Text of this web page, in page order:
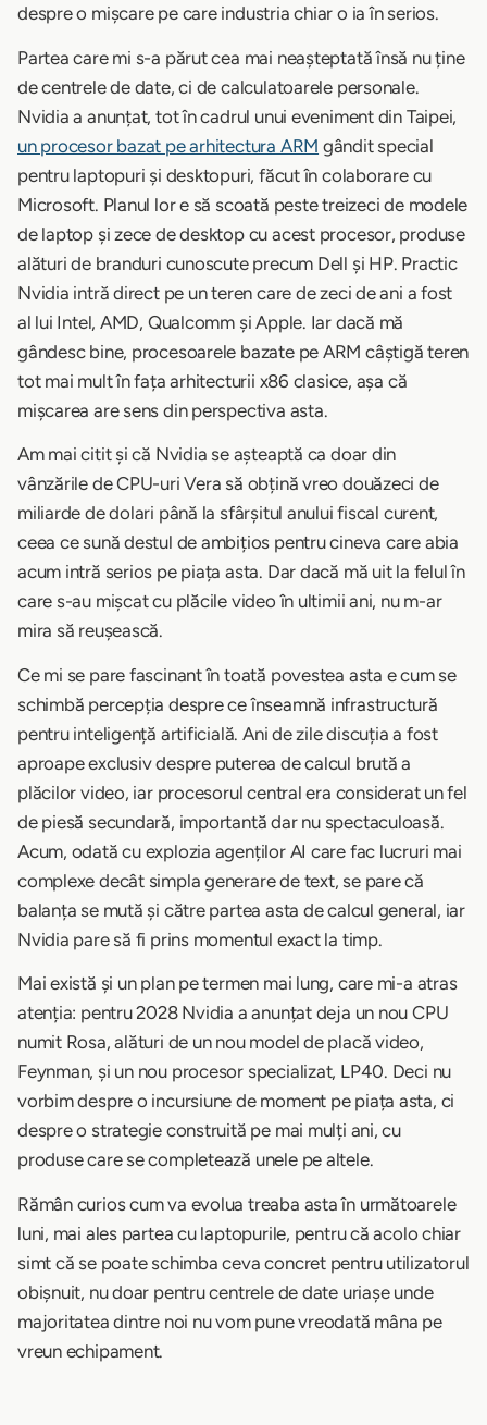
despre o mișcare pe care industria chiar o ia în serios.
Partea care mi s-a părut cea mai neașteptată însă nu ține
de centrele de date, ci de calculatoarele personale.
Nvidia a anunțat, tot în cadrul unui eveniment din Taipei,
un procesor bazat pe arhitectura ARM gândit special
pentru laptopuri și desktopuri, făcut în colaborare cu
Microsoft. Planul lor e să scoată peste treizeci de modele
de laptop și zece de desktop cu acest procesor, produse
alături de branduri cunoscute precum Dell și HP. Practic
Nvidia intră direct pe un teren care de zeci de ani a fost
al lui Intel, AMD, Qualcomm și Apple. Iar dacă mă
gândesc bine, procesoarele bazate pe ARM câștigă teren
tot mai mult în fața arhitecturii x86 clasice, așa că
mișcarea are sens din perspectiva asta.
Am mai citit și că Nvidia se așteaptă ca doar din
vânzările de CPU-uri Vera să obțină vreo douăzeci de
miliarde de dolari până la sfârșitul anului fiscal curent,
ceea ce sună destul de ambițios pentru cineva care abia
acum intră serios pe piața asta. Dar dacă mă uit la felul în
care s-au mișcat cu plăcile video în ultimii ani, nu m-ar
mira să reușească.
Ce mi se pare fascinant în toată povestea asta e cum se
schimbă percepția despre ce înseamnă infrastructură
pentru inteligență artificială. Ani de zile discuția a fost
aproape exclusiv despre puterea de calcul brută a
plăcilor video, iar procesorul central era considerat un fel
de piesă secundară, importantă dar nu spectaculoasă.
Acum, odată cu explozia agenților AI care fac lucruri mai
complexe decât simpla generare de text, se pare că
balanța se mută și către partea asta de calcul general, iar
Nvidia pare să fi prins momentul exact la timp.
Mai există și un plan pe termen mai lung, care mi-a atras
atenția: pentru 2028 Nvidia a anunțat deja un nou CPU
numit Rosa, alături de un nou model de placă video,
Feynman, și un nou procesor specializat, LP40. Deci nu
vorbim despre o incursiune de moment pe piața asta, ci
despre o strategie construită pe mai mulți ani, cu
produse care se completează unele pe altele.
Rămân curios cum va evolua treaba asta în următoarele
luni, mai ales partea cu laptopurile, pentru că acolo chiar
simt că se poate schimba ceva concret pentru utilizatorul
obișnuit, nu doar pentru centrele de date uriașe unde
majoritatea dintre noi nu vom pune vreodată mâna pe
vreun echipament.